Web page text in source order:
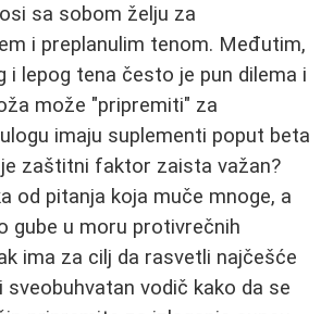
sa sobom želju za
i preplanulim tenom. Međutim,
i lepog tena često je pun dilema i
može "pripremiti" za
imaju suplementi poput beta
zaštitni faktor zaista važan?
od pitanja koja muče mnoge, a
gube u moru protivrečnih
ima za cilj da rasvetli najčešće
sveobuhvatan vodič kako da se